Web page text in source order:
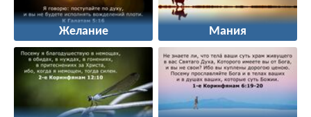
Желание Мания